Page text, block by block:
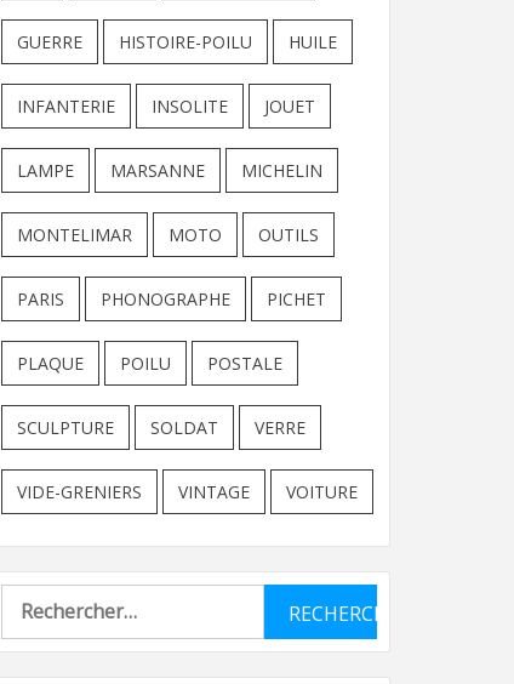
GUERRE HISTOIRE-POILU HUILE
INFANTERIE INSOLITE JOUET
LAMPE MARSANNE MICHELIN
MONTELIMAR MOTO OUTILS
PARIS PHONOGRAPHE PICHET
PLAQUE POILU POSTALE
SCULPTURE SOLDAT VERRE
VIDE-GRENIERS VINTAGE VOITURE
Rechercher :